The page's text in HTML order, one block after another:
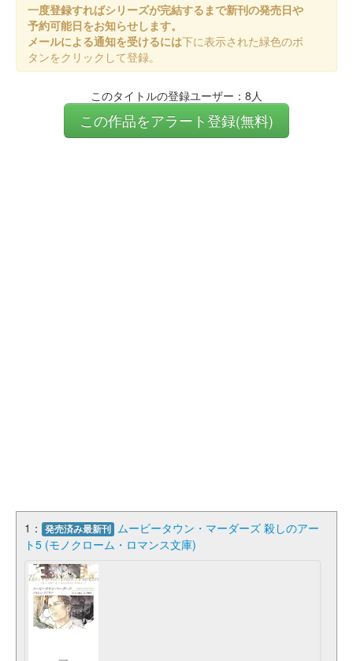
一度登録すればシリーズが完結するまで新刊の発売日や
予約可能日をお知らせします。
メールによる通知を受けるには下に表示された緑色のボ
タンをクリックして登録。
このタイトルの登録ユーザー：8人
この作品をアラート登録(無料)
1： 発売済み最新刊 ムービータウン・マーダーズ 殺しのアー
ト5 (モノクローム・ロマンス文庫)